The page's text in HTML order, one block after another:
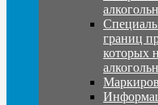
границ
которых